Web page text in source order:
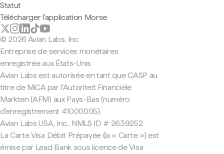
Statut
Télécharger l'application Morse
© 2026 Avian Labs, Inc
Entreprise de services monétaires
enregistrée aux États-Unis
Avian Labs est autorisée en tant que CASP au
titre de MiCA par l'Autoriteit Financiële
Markten (AFM) aux Pays-Bas (numéro
d'enregistrement 41000005).
Avian Labs USA, Inc., NMLS ID # 2639252
La Carte Visa Débit Prépayée (la « Carte ») est
émise par Lead Bank sous licence de Visa